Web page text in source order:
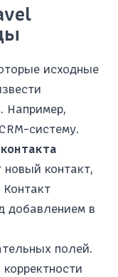
исходные
Например,
систему.
контакт,
добавлением в
полей.